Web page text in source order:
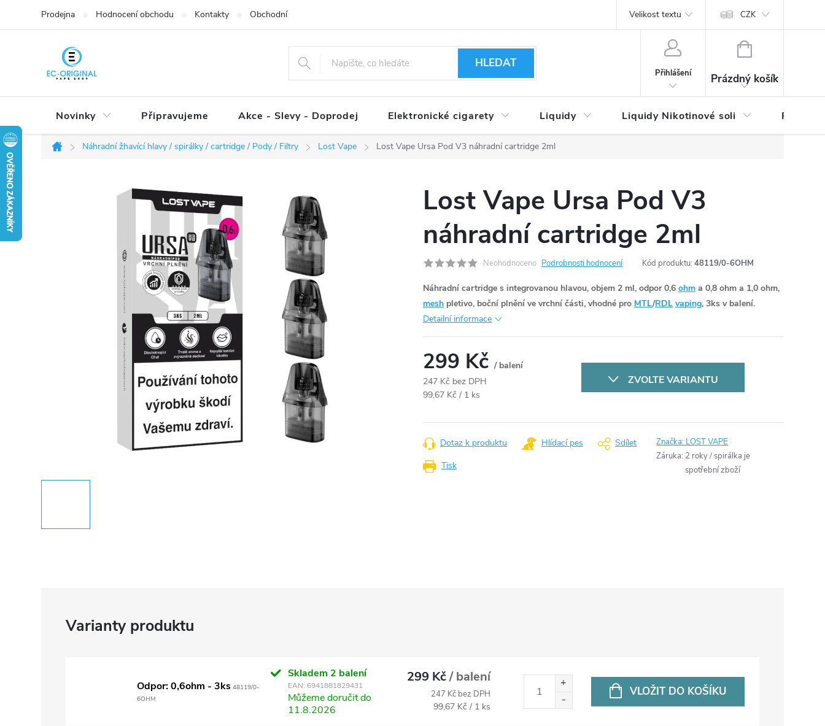
Prodejna Hodnocení obchodu Kontakty Obchodní podmínky Reklamační řád Vrácení zboží a reklamace
Velikost textu CZK
HLEDAT
Přihlášení
NÁKUPNÍ
Prázdný košík
Novinky Připravujeme Akce - Slevy - Doprodej Elektronické cigarety Liquidy Liquidy Nikotinové soli
Domů
Náhradní žhavící hlavy / spirálky / cartridge / Pody / Filtry Lost Vape Lost Vape Ursa Pod V3 náhradní cartridge 2ml
Lost Vape Ursa Pod V3
náhradní cartridge 2ml
Neohodnoceno Podrobnosti hodnocení Kód produktu: 48119/0-6OHM
Náhradní cartridge s integrovanou hlavou, objem 2 ml, odpor 0,6 ohm a 0,8 ohm a 1,0 ohm,
mesh pletivo, boční plnění ve vrchní části, vhodné pro MTL/RDL vaping, 3ks v balení.
Detailní informace
299 Kč / balení
247 Kč bez DPH
Měrná
99,67 Kč / 1 ks
ZVOLTE VARIANTU
Tisk
Dotaz k produktu Hlídací pes Sdílet Značka: LOST VAPE
Záruka: 2 roky / spirálka je
spotřební zboží
Odpor: 0,6ohm - 3ks 48119/0-
6OHM
Skladem 2 balení
EAN: 6941881829431
Můžeme doručit do
11.8.2026
299 Kč/ balení
247 Kč bez DPH
Měrná
99,67 Kč / 1 ks
VLOŽIT DO KOŠÍKU